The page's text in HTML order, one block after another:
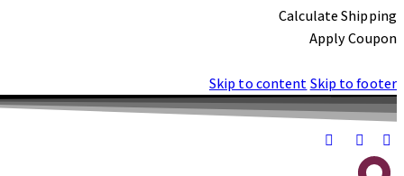
Calculate Shipping
Apply Coupon
Skip to contentSkip to footer